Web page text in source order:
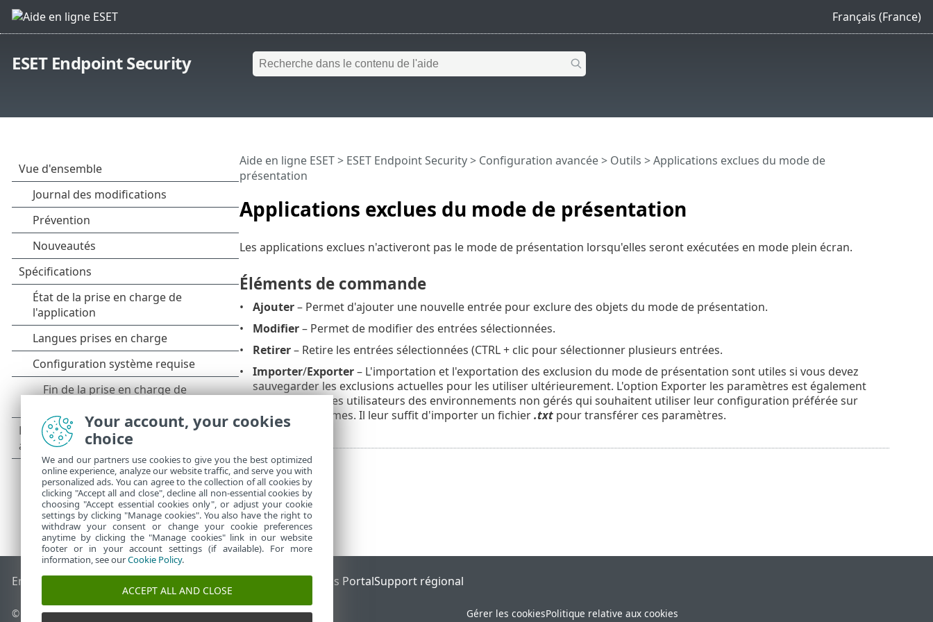
Français (France)
ESET Endpoint Security
Applications exclues du mode de présentation
Aide en ligne ESET> ESET Endpoint Security> Configuration avancée> Outils > Applications exclues du mode de
présentation
Les applications exclues n'activeront pas le mode de présentation lorsqu'elles seront exécutées en mode plein écran.
Éléments de commande
Ajouter– Permet d'ajouter une nouvelle entrée pour exclure des objets du mode de présentation.
Modifier– Permet de modifier des entrées sélectionnées.
Retirer– Retire les entrées sélectionnées (CTRL + clic pour sélectionner plusieurs entrées.
Importer/Exporter– L'importation et l'exportation des exclusion du mode de présentation sont utiles si vous devez
sauvegarder les exclusions actuelles pour les utiliser ultérieurement. L'option Exporter les paramètres est également
pratique pour les utilisateurs des environnements non gérés qui souhaitent utiliser leur configuration préférée sur
plusieurs systèmes. Il leur suffit d'importer un fichier.txtpour transférer ces paramètres.
End of Life ESET Status PortalSupport régional
© 1992 - 2026 ESET, spol. s r.o. - Tous droits réservés. Gérer les cookiesPolitique relative aux cookies
Your account, your cookies
choice
We and our partners use cookies to give you the best optimized
online experience, analyze our website traffic, and serve you with
personalized ads. You can agree to the collection of all cookies by
clicking "Accept all and close", decline all non-essential cookies by
choosing "Accept essential cookies only", or adjust your cookie
settings by clicking "Manage cookies". You also have the right to
withdraw your consent or change your cookie preferences
anytime by clicking the "Manage cookies" link in our website
footer or in your account settings (if available). For more
information, see ourCookie Policy.
ACCEPT ALL AND CLOSE